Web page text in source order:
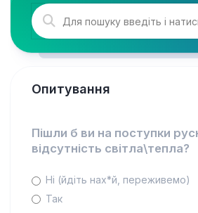
Опитування
Пішли б ви на поступки
відсутність світла\тепла?
Ні (йдіть нах*й, переживемо)
Так